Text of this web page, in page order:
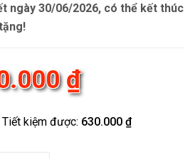
ngày 30/06/2026, có thể kết thúc
₫
Tiết kiệm được: 630.000 ₫